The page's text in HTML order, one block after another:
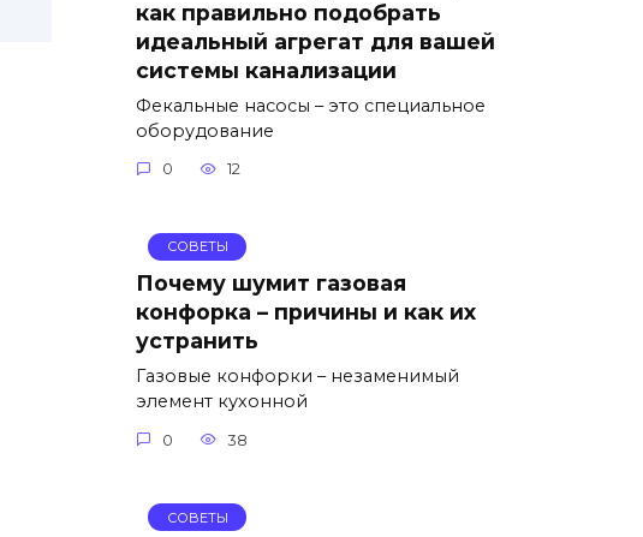
как правильно подобрать
идеальный агрегат для вашей
системы канализации
Фекальные насосы – это специальное
оборудование
0 12
СОВЕТЫ
Почему шумит газовая
конфорка – причины и как их
устранить
Газовые конфорки – незаменимый
элемент кухонной
0 38
СОВЕТЫ